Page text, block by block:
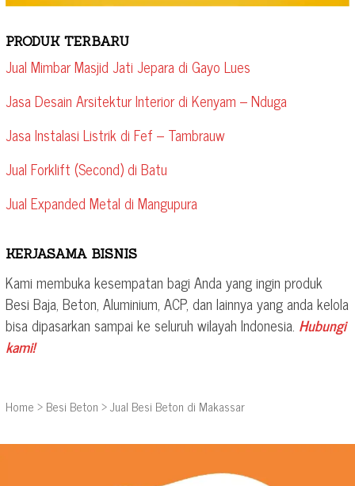
PRODUK TERBARU
Jual Mimbar Masjid Jati Jepara di Gayo Lues
Jasa Desain Arsitektur Interior di Kenyam – Nduga
Jasa Instalasi Listrik di Fef – Tambrauw
Jual Forklift (Second) di Batu
Jual Expanded Metal di Mangupura
KERJASAMA BISNIS
Kami membuka kesempatan bagi Anda yang ingin produk
Besi Baja, Beton, Aluminium, ACP, dan lainnya yang anda kelola
bisa dipasarkan sampai ke seluruh wilayah Indonesia. Hubungi
kami!
Home > Besi Beton >Jual Besi Beton di Makassar